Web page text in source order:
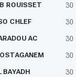
ROUISSET 30
CHLEF 30
AC 30
30
BAYADH 30
Nanni